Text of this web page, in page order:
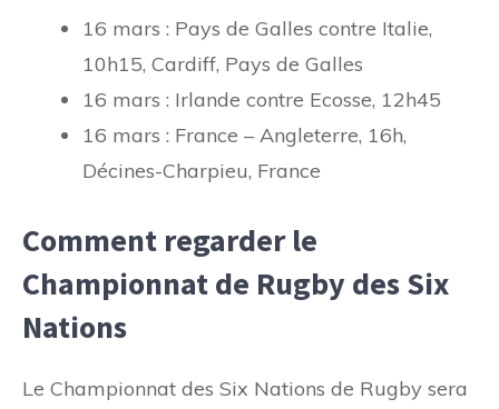
16 mars : Pays de Galles contre Italie,
10h15, Cardiff, Pays de Galles
16 mars : Irlande contre Ecosse, 12h45
16 mars : France – Angleterre, 16h,
Décines-Charpieu, France
Comment regarder le
Championnat de Rugby des Six
Nations
Le Championnat des Six Nations de Rugby sera